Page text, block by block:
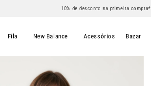
10% de desconto na primeira compra*
Fila New Balance Acessórios Bazar